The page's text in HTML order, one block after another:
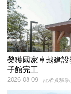
榮獲國家卓越建
子館完工
記者黃駿
2026-08-09